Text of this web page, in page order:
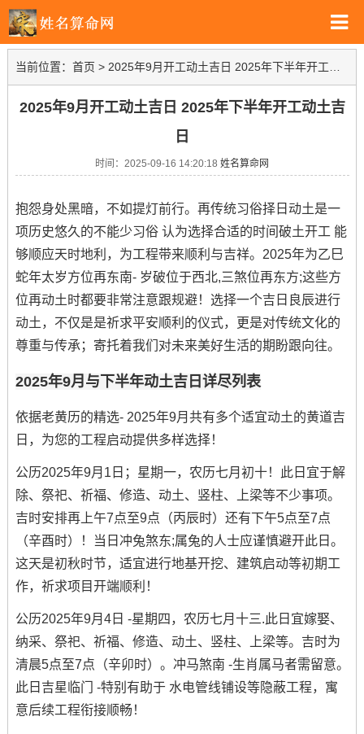
当前位置： 首页 > 2025年9月开工动土吉日 2025年下半年开工动土吉日
2025年9月开工动土吉日 2025年下半年开工动土吉
日
时间：2025-09-16 14:20:18 姓名算命网
抱怨身处黑暗，不如提灯前行。再传统习俗择日动土是一
项历史悠久的不能少习俗 认为选择合适的时间破土开工 能
够顺应天时地利，为工程带来顺利与吉祥。2025年为乙巳
蛇年太岁方位再东南- 岁破位于西北,三煞位再东方;这些方
位再动土时都要非常注意跟规避！选择一个吉日良辰进行
动土，不仅是是祈求平安顺利的仪式，更是对传统文化的
尊重与传承；寄托着我们对未来美好生活的期盼跟向往。
2025年9月与下半年动土吉日详尽列表
依据老黄历的精选- 2025年9月共有多个适宜动土的黄道吉
日，为您的工程启动提供多样选择！
公历2025年9月1日；星期一，农历七月初十！此日宜于解
除、祭祀、祈福、修造、动土、竖柱、上梁等不少事项。
吉时安排再上午7点至9点（丙辰时）还有下午5点至7点
（辛酉时）！当日冲兔煞东;属兔的人士应谨慎避开此日。
这天是初秋时节，适宜进行地基开挖、建筑启动等初期工
作，祈求项目开端顺利！
公历2025年9月4日 -星期四，农历七月十三.此日宜嫁娶、
纳采、祭祀、祈福、修造、动土、竖柱、上梁等。吉时为
清晨5点至7点（辛卯时）。冲马煞南 -生肖属马者需留意。
此日吉星临门 -特别有助于 水电管线铺设等隐蔽工程，寓
意后续工程衔接顺畅！